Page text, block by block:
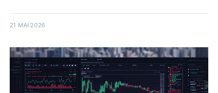
21 MAI 2026